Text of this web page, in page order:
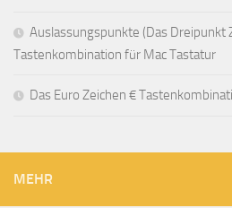
Auslassungspunkte (Das Dreipunkt
Tastenkombination für Mac Tastatur
Das Euro Zeichen €
MEHR